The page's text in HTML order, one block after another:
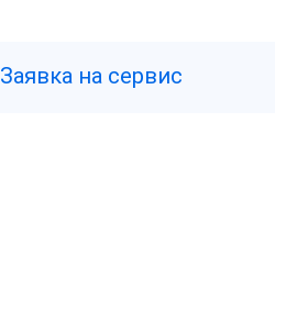
Заявка на сервис